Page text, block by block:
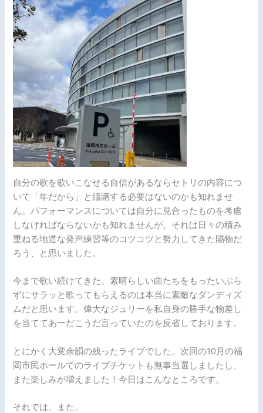
自分の歌を歌いこなせる自信があるならセトリの内容につ
いて「年だから」と躊躇する必要はないのかも知れませ
ん。パフォーマンスについては自分に見合ったものを考慮
しなければならないかも知れませんが。それは日々の積み
重ねる地道な発声練習等のコツコツと努力してきた賜物だ
ろう、と思いました。
今まで歌い続けてきた、素晴らしい曲たちをもったいぶら
ずにサラッと歌ってもらえるのは本当に素敵なダンディズ
ムだと思います。偉大なジュリーを私自身の勝手な物差し
を当ててあーだこうだ言っていたのを反省しております。
とにかく大変余韻の残ったライブでした。次回の10月の福
岡市民ホールでのライブチケットも無事当選しましたし、
また楽しみが増えました！今日はこんなところです。
それでは、また。